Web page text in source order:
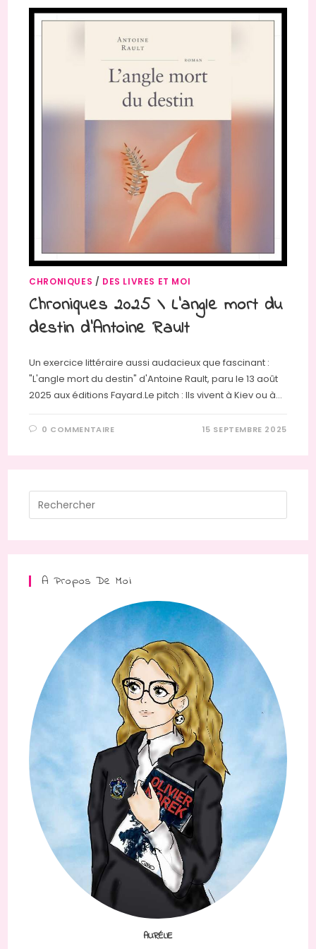
CHRONIQUES / DES LIVRES ET MOI
Chroniques 2025 \ L’angle mort du
destin d’Antoine Rault
Un exercice littéraire aussi audacieux que fascinant :
"L'angle mort du destin" d'Antoine Rault, paru le 13 août
2025 aux éditions Fayard.Le pitch : Ils vivent à Kiev ou à…
0 COMMENTAIRE 15 SEPTEMBRE 2025
A Propos De Moi
AURÉLIE